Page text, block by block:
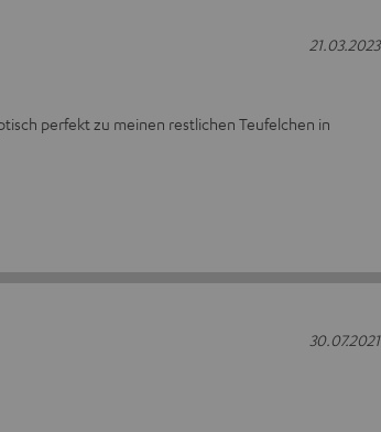
perfekt zu meinen restlichen Teufelchen in
21.03.2023
30.07.2021